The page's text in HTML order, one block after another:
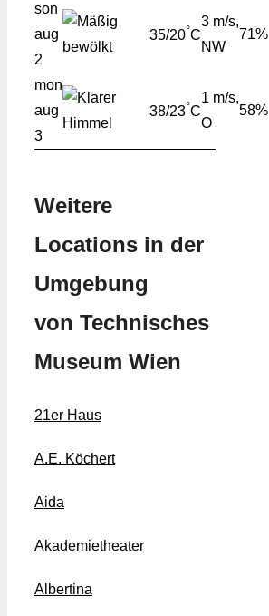
son
aug
2
35/20°C
3 m/s,
NW
71%
mon
aug
3
38/23°C
1 m/s,
O
58%
Weitere
Locations in der
Umgebung
von Technisches
Museum Wien
21er Haus
A.E. Köchert
Aida
Akademietheater
Albertina